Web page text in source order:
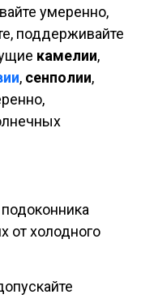
умеренно,
поддерживайте
камелии,
, сенполии,
от холодного